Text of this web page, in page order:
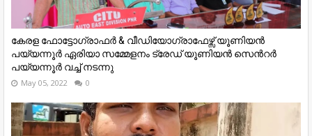
കേരള ഫോട്ടോഗ്രാഫർ & വീഡിയോഗ്രാഫേഴ്സ് യൂണിയൻ
പയ്യന്നൂർ ഏരിയാ സമ്മേളനം ട്രേഡ് യൂണിയൻ സെൻറർ
പയ്യന്നൂർ വച്ച് നടന്നു
May 05, 2022 0